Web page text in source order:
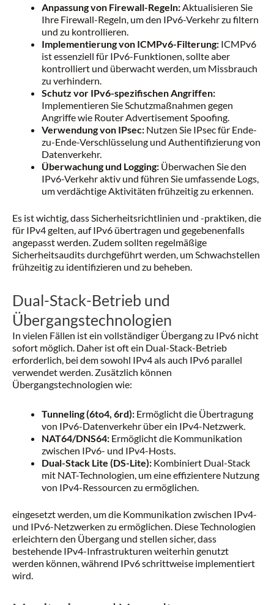
Anpassung von Firewall-Regeln: Aktualisieren Sie
Ihre Firewall-Regeln, um den IPv6-Verkehr zu filtern
und zu kontrollieren.
Implementierung von ICMPv6-Filterung: ICMPv6
ist essenziell für IPv6-Funktionen, sollte aber
kontrolliert und überwacht werden, um Missbrauch
zu verhindern.
Schutz vor IPv6-spezifischen Angriffen:
Implementieren Sie Schutzmaßnahmen gegen
Angriffe wie Router Advertisement Spoofing.
Verwendung von IPsec: Nutzen Sie IPsec für Ende-
zu-Ende-Verschlüsselung und Authentifizierung von
Datenverkehr.
Überwachung und Logging: Überwachen Sie den
IPv6-Verkehr aktiv und führen Sie umfassende Logs,
um verdächtige Aktivitäten frühzeitig zu erkennen.
Es ist wichtig, dass Sicherheitsrichtlinien und -praktiken, die
für IPv4 gelten, auf IPv6 übertragen und gegebenenfalls
angepasst werden. Zudem sollten regelmäßige
Sicherheitsaudits durchgeführt werden, um Schwachstellen
frühzeitig zu identifizieren und zu beheben.
Dual-Stack-Betrieb und
Übergangstechnologien
In vielen Fällen ist ein vollständiger Übergang zu IPv6 nicht
sofort möglich. Daher ist oft ein Dual-Stack-Betrieb
erforderlich, bei dem sowohl IPv4 als auch IPv6 parallel
verwendet werden. Zusätzlich können
Übergangstechnologien wie:
Tunneling (6to4, 6rd): Ermöglicht die Übertragung
von IPv6-Datenverkehr über ein IPv4-Netzwerk.
NAT64/DNS64: Ermöglicht die Kommunikation
zwischen IPv6- und IPv4-Hosts.
Dual-Stack Lite (DS-Lite): Kombiniert Dual-Stack
mit NAT-Technologien, um eine effizientere Nutzung
von IPv4-Ressourcen zu ermöglichen.
eingesetzt werden, um die Kommunikation zwischen IPv4-
und IPv6-Netzwerken zu ermöglichen. Diese Technologien
erleichtern den Übergang und stellen sicher, dass
bestehende IPv4-Infrastrukturen weiterhin genutzt
werden können, während IPv6 schrittweise implementiert
wird.